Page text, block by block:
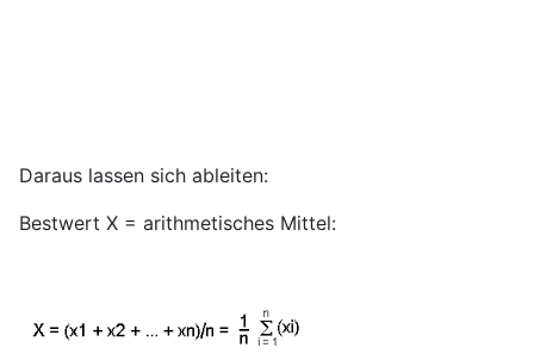
Daraus lassen sich ableiten:
Bestwert X = arithmetisches Mittel: